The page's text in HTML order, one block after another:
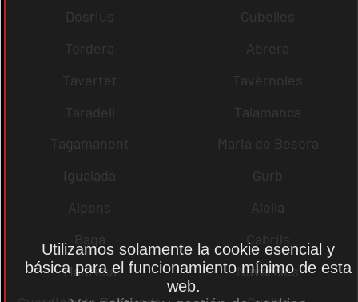
Dosrius
Cubelles
Tordera
Abrera
Tavertet
Tavèrnoles
Taradell
Talamanca
Tagamanent
Maria de Besora
Igualada
Gurb
Alpens
Alella
Bagà
Cabrils
Manresa
Navarcles
Utilizamos solamente la cookie esencial y
básica para el funcionamiento mínimo de esta
web.